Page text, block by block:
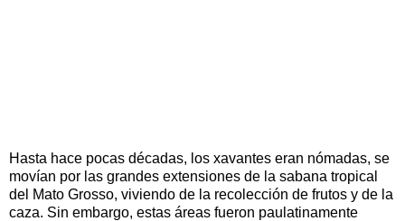
Hasta hace pocas décadas, los xavantes eran nómadas, se
movían por las grandes extensiones de la sabana tropical
del Mato Grosso, viviendo de la recolección de frutos y de la
caza. Sin embargo, estas áreas fueron paulatinamente